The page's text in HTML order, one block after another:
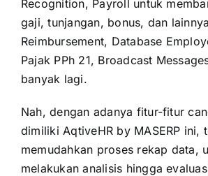
Recognition, Payroll untuk
gaji, tunjangan, bonus, dan
Reimbursement, Database
Pajak PPh 21, Broadcast
banyak lagi.
Nah, dengan adanya fitur-fitur
dimiliki AqtiveHR by MASERP ini,
memudahkan proses rekap data,
melakukan analisis hingga